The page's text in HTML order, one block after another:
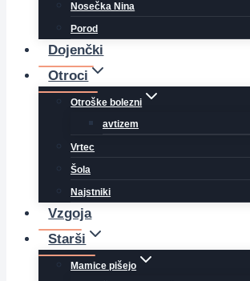
Nosečka Nina
Porod
Dojenčki
Otroci
Otroške bolezni
avtizem
Vrtec
Šola
Najstniki
Vzgoja
Starši
Mamice pišejo